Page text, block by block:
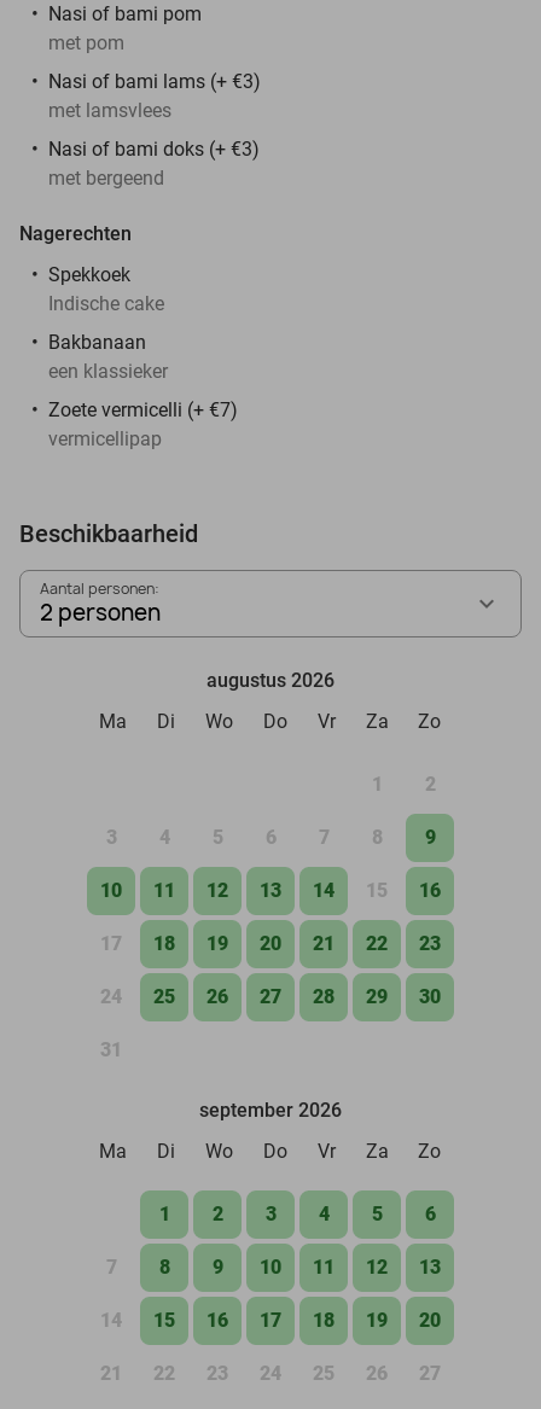
Nasi of bami pom
met pom
Nasi of bami lams (+ €3)
met lamsvlees
Nasi of bami doks (+ €3)
met bergeend
Nagerechten
Spekkoek
Indische cake
Bakbanaan
een klassieker
Zoete vermicelli (+ €7)
vermicellipap
Beschikbaarheid
Aantal personen:
2 personen
augustus 2026
Ma
Di Wo Do Vr Za Zo
1 2
3 4 5 6 7 8 9
10 11 12 13 14 15 16
17 18 19 20 21 22 23
24 25 26 27 28 29 30
31
september 2026
Ma
Di Wo Do Vr Za Zo
1 2 3 4 5 6
7 8 9 10 11 12 13
14 15 16 17 18 19 20
21 22 23 24 25 26 27